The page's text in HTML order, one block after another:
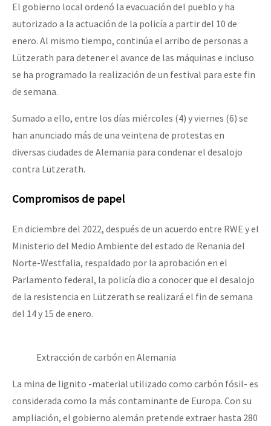
El gobierno local ordenó la evacuación del pueblo y ha
autorizado a la actuación de la policía a partir del 10 de
enero. Al mismo tiempo, continúa el arribo de personas a
Lützerath para detener el avance de las máquinas e incluso
se ha programado la realización de un festival para este fin
de semana.
Sumado a ello, entre los días miércoles (4) y viernes (6) se
han anunciado más de una veintena de protestas en
diversas ciudades de Alemania para condenar el desalojo
contra Lützerath.
Compromisos de papel
En diciembre del 2022, después de un acuerdo entre RWE y el
Ministerio del Medio Ambiente del estado de Renania del
Norte-Westfalia, respaldado por la aprobación en el
Parlamento federal, la policía dio a conocer que el desalojo
de la resistencia en Lützerath se realizará el fin de semana
del 14 y 15 de enero.
Extracción de carbón en Alemania
La mina de lignito -material utilizado como carbón fósil- es
considerada como la más contaminante de Europa. Con su
ampliación, el gobierno alemán pretende extraer hasta 280